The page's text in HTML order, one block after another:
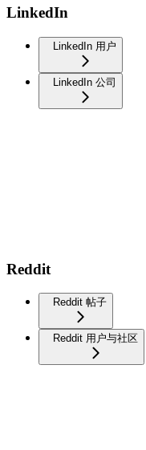
LinkedIn
LinkedIn 用户
LinkedIn 公司
Reddit
Reddit 帖子
Reddit 用户与社区